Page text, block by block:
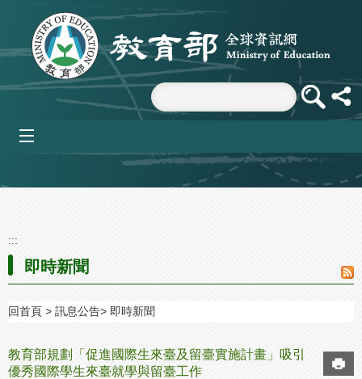
跳到主要內容區塊
:::
即時新聞
回首頁 訊息公告 即時新聞
教育部規劃「促進國際生來臺及留臺實施計畫」吸引
優秀國際學生來臺就學與留臺工作